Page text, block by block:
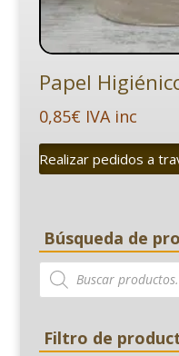
Papel
0,85€ IVA inc
Realizar pedidos a
Búsqueda de
Búsqueda
de
productos
Filtro de